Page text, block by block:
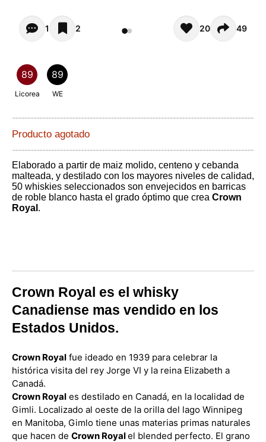
Opiniones de clientes (1)
1 2 20 49
89
Licorea
89
WE
Producto agotado
Elaborado a partir de maiz molido, centeno y cebanda
malteada, y destilado con los mayores niveles de calidad,
50 whiskies seleccionados son envejecidos en barricas
de roble blanco hasta el grado óptimo que crea Crown
Royal .
Crown Royal es el whisky
Canadiense mas vendido en los
Estados Unidos.
Crown Royal fue ideado en 1939 para celebrar la
histórica visita del rey Jorge VI y la reina Elizabeth a
Canadá.
Crown Royal es destilado en Canadá, en la localidad de
Gimli. Localizado al oeste de la orilla del lago Winnipeg
en Manitoba, Gimlo tiene unas materias primas naturales
que hacen de Crown Royalel blended perfecto. El grano